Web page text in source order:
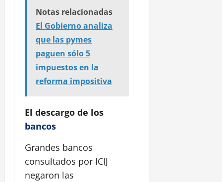
Notas relacionadas
El Gobierno analiza
que las pymes
paguen sólo 5
impuestos en la
reforma impositiva
El descargo de los
bancos
Grandes bancos
consultados por ICIJ
negaron las